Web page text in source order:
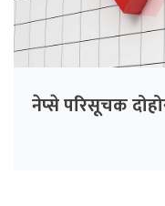
नेप्से परिसूचक